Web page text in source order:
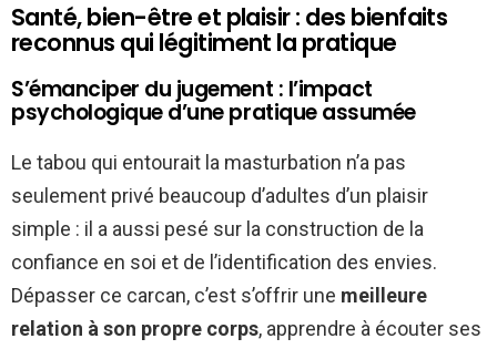
Santé, bien-être et plaisir : des bienfaits
reconnus qui légitiment la pratique
S’émanciper du jugement : l’impact
psychologique d’une pratique assumée
Le tabou qui entourait la masturbation n’a pas
seulement privé beaucoup d’adultes d’un plaisir
simple : il a aussi pesé sur la construction de la
confiance en soi et de l’identification des envies.
Dépasser ce carcan, c’est s’offrir une meilleure
relation à son propre corps, apprendre à écouter ses